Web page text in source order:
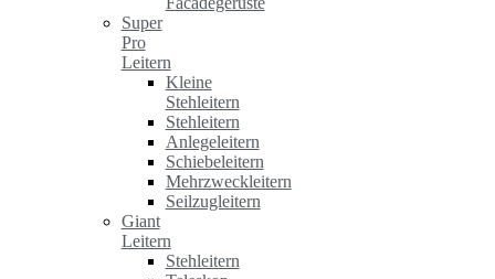
Super
Pro
Leitern
Kleine
Stehleitern
Stehleitern
Anlegeleitern
Schiebeleitern
Mehrzweckleitern
Seilzugleitern
Giant
Leitern
Stehleitern